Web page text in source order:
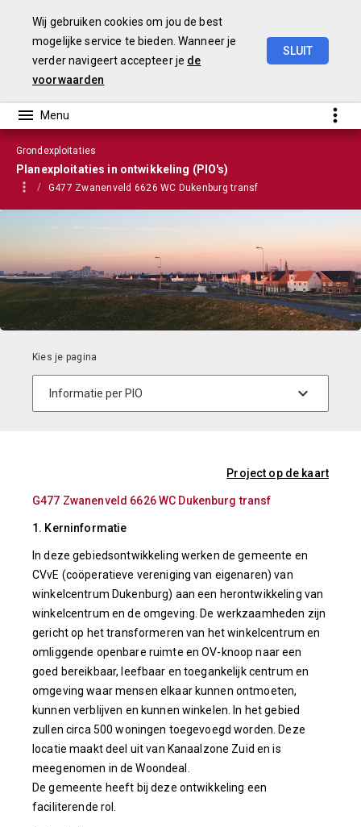
Wij gebruiken cookies om jou de best
mogelijke service te bieden. Wanneer je
verder navigeert accepteer je de
voorwaarden
SLUIT
Grondexploitaties
Planexploitaties in ontwikkeling (PIO's)
G477 Zwanenveld 6626 WC Dukenburg transf
Project op de kaart
G477 Zwanenveld 6626 WC Dukenburg transf
1. Kerninformatie
In deze gebiedsontwikkeling werken de gemeente en
CVvE (coöperatieve vereniging van eigenaren) van
winkelcentrum Dukenburg) aan een herontwikkeling van
winkelcentrum en de omgeving. De werkzaamheden zijn
gericht op het transformeren van het winkelcentrum en
omliggende openbare ruimte en OV-knoop naar een
goed bereikbaar, leefbaar en toegankelijk centrum en
omgeving waar mensen elkaar kunnen ontmoeten,
kunnen verblijven en kunnen winkelen. In het gebied
zullen circa 500 woningen toegevoegd worden. Deze
locatie maakt deel uit van Kanaalzone Zuid en is
meegenomen in de Woondeal.
De gemeente heeft bij deze ontwikkeling een
faciliterende rol.